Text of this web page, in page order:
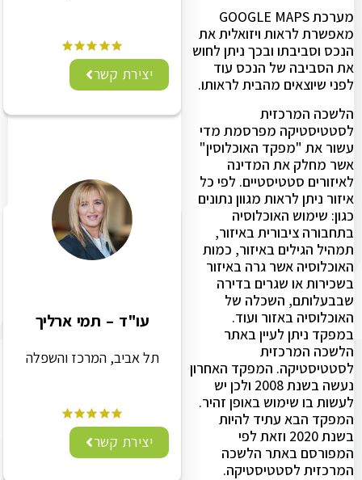
מערכת GOOGLE MAPS
מאפשרת לראות ויזואלית את
הנכס וסביבתו ובכך ניתן לחוש
את הסביבה של הנכס עוד
לפני שיוצאים מהבית לראותו.
הלשכה המרכזית
לסטטיסטיקה מפרסמת מדי
עשור את "מפקד האוכלוסין"
אשר מחלק את המדינה
לאיזורים סטטיסטיים. לפי כל
איזור ניתן לראות מגוון נתונים
כגון: שימוש האוכלוסיה
בתחבורה ציבורית באיזור,
תמהיל הגילים באיזור, כמות
האוכלוסיה אשר גרה באיזור
בשכירות או שגרים בדירה
שבבעלותם, השכלה של
האוכלוסיה באזור ועוד.
במפקד ניתן לעיין באתר
הלשכה המרכזית
לסטטיסטיקה. המפקד האחרון
נעשה בשנת 2008 ולכן יש
לעשות בו שימוש באופן זהיר.
המפקד הבא עתיד להיות
בשנת 2020 וזאת לפי
המפורסם באתר הלשכה
המרכזית לסטטיסטיקה.
יצירת קשר
עו"ד – תמי ארליך
תל אביב, המרכז והשפלה
יצירת קשר